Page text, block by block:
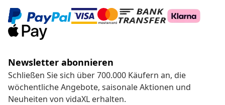
Newsletter abonnieren
Schließen Sie sich über 700.000 Käufern an, die
wöchentliche Angebote, saisonale Aktionen und
Neuheiten von vidaXL erhalten.